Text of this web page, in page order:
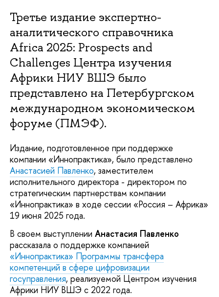
Третье издание экспертно-
аналитического справочника
Africa 2025: Prospects and
Challenges Центра изучения
Африки НИУ ВШЭ было
представлено на Петербургском
международном экономическом
форуме (ПМЭФ).
Издание, подготовленное при поддержке
компании «Иннопрактика», было представлено
Анастасией Павленко, заместителем
исполнительного директора - директором по
стратегическим партнерствам компании
«Иннопрактика» в ходе сессии «Россия – Африка»
19 июня 2025 года.
В своем выступлении Анастасия Павленко
рассказала о поддержке компанией
«Иннопрактика» Программы трансфера
компетенций в сфере цифровизации
госуправления, реализуемой Центром изучения
Африки НИУ ВШЭ с 2022 года.